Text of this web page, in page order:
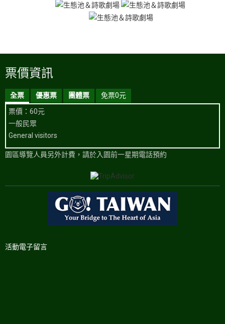
票價資訊
全票 優惠票 團體票
免票0元
票價：60元
一般民眾
General visitors
園區導覽人員另外計費，請於入園前一星期電話預約
活動電子留言